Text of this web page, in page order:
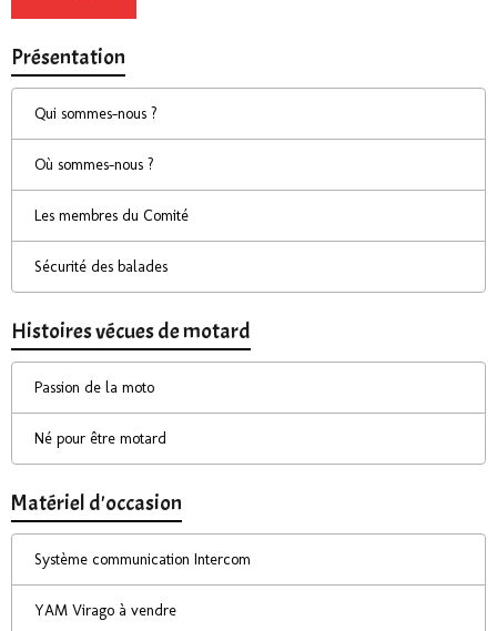
Présentation
Qui sommes-nous ?
Où sommes-nous ?
Les membres du Comité
Sécurité des balades
Histoires vécues de motard
Passion de la moto
Né pour être motard
Matériel d'occasion
Système communication Intercom
YAM Virago à vendre